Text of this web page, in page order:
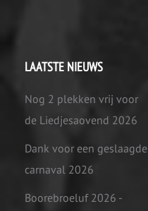
LAATSTE NIEUWS
Nog 2 plekken vrij voor
de Liedjesaovend 2026
Dank voor een geslaagde
carnaval 2026
Boorebroeluf 2026 -